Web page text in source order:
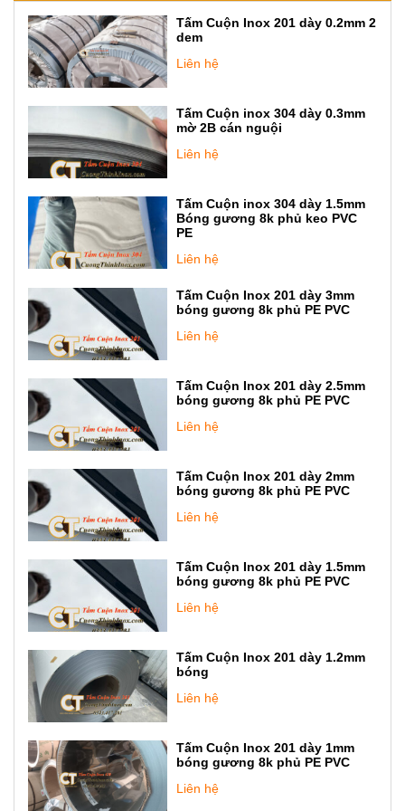
Tấm Cuộn Inox 201 dày 0.2mm 2
dem
Liên hệ
Tấm Cuộn inox 304 dày 0.3mm
mờ 2B cán nguội
Liên hệ
Tấm Cuộn inox 304 dày 1.5mm
Bóng gương 8k phủ keo PVC
PE
Liên hệ
Tấm Cuộn Inox 201 dày 3mm
bóng gương 8k phủ PE PVC
Liên hệ
Tấm Cuộn Inox 201 dày 2.5mm
bóng gương 8k phủ PE PVC
Liên hệ
Tấm Cuộn Inox 201 dày 2mm
bóng gương 8k phủ PE PVC
Liên hệ
Tấm Cuộn Inox 201 dày 1.5mm
bóng gương 8k phủ PE PVC
Liên hệ
Tấm Cuộn Inox 201 dày 1.2mm
bóng
Liên hệ
Tấm Cuộn Inox 201 dày 1mm
bóng gương 8k phủ PE PVC
Liên hệ